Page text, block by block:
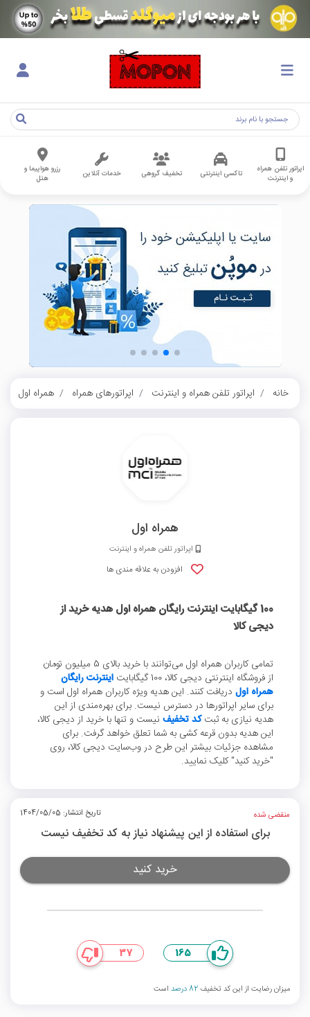
اپراتور تلفن همراه
و اینترنت
تاکسی اینترنتی تخفیف گروهی خدمات آنلاین
رزرو هواپیما و
هتل
خانه اپراتور تلفن همراه و اینترنت اپراتورهای همراه همراه اول
همراه اول
اپراتور تلفن همراه و اینترنت
افزودن به علاقه مندی ها
100 گیگابایت اینترنت رایگان همراه اول هدیه خرید از
دیجی کالا
تمامی کاربران همراه اول می‌توانند با خرید بالای 5 میلیون تومان
از فروشگاه اینترنتی دیجی کالا، 100 گیگابایت
اینترنت رایگان
همراه اولدریافت کنند. این هدیه ویژه کاربران همراه اول است و
برای سایر اپراتورها در دسترس نیست. برای بهره‌مندی از این
هدیه نیازی به ثبتکد تخفیفنیست و تنها با خرید از دیجی کالا،
این هدیه بدون قرعه کشی به شما تعلق خواهد گرفت. برای
مشاهده جزئیات بیشتر این طرح در وب‌سایت دیجی کالا، روی
"خرید کنید" کلیک نمایید.
منقضی شده تاریخ انتشار: 1404/05/05
برای استفاده از این پیشنهاد نیاز به کد تخفیف نیست
خرید کنید
165
37
میزان رضایت از این کد تخفیف 82 درصد است